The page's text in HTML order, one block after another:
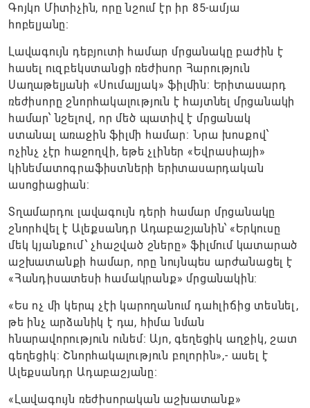
Գոյկո Միտիչին, որը նշում էր իր 85-ամյա
հոբելյանը:
Լավագույն դեբյուտի համար մրցանակը բաժին է
հասել ուզբեկստանցի ռեժիսոր Հարություն
Սաղաթելյանի «Սումալյակ» ֆիլմին: Երիտասարդ
ռեժիսորը շնորհակալություն է հայտնել մրցանակի
համար՝ նշելով, որ մեծ պատիվ է մրցանակ
ստանալ առաջին ֆիլմի համար: Նրա խոսքով՝
ոչինչ չէր հաջողվի, եթե չլիներ «Եվրասիայի»
կինեմատոգրաֆիստների երիտասարդական
ասոցիացիան:
Տղամարդու լավագույն դերի համար մրցանակը
շնորհվել է Ալեքսանդր Ադաբաշյանին՝ «Երկուսը
մեկ կյանքում՝ չհաշված շները» ֆիլմում կատարած
աշխատանքի համար, որը նույնպես արժանացել է
«Հանդիսատեսի համակրանք» մրցանակին:
«Ես ոչ մի կերպ չէի կարողանում դահլիճից տեսնել,
թե ինչ արձանիկ է դա, հիմա նման
հնարավորություն ունեմ։ Այո, գեղեցիկ աղջիկ, շատ
գեղեցիկ: Շնորհակալություն բոլորին»,- ասել է
Ալեքսանդր Ադաբաշյանը։
«Լավագույն ռեժիսորական աշխատանք»